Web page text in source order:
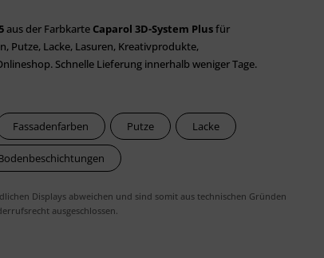
aus der Farbkarte Caparol 3D-System Plusfür
Putze, Lacke, Lasuren, Kreativprodukte,
Schnelle Lieferung innerhalb weniger Tage.
Fassadenfarben Putze Lacke
Displays abweichen und sind somit aus technischen Gründen
ausgeschlossen.